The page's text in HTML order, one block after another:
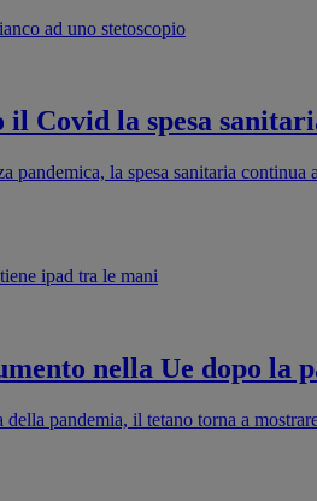
il Covid la spesa
pandemica, la spesa sanitaria
nella Ue dopo la
pandemia, il tetano torna a